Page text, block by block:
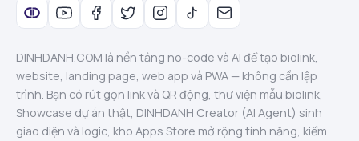
DINHDANH.COM là nền tảng no-code và AI để tạo biolink,
website, landing page, web app và PWA — không cần lập
trình. Bạn có rút gọn link và QR động, thư viện mẫu biolink,
Showcase dự án thật, DINHDANH Creator (AI Agent) sinh
giao diện và logic, kho Apps Store mở rộng tính năng, kiểm